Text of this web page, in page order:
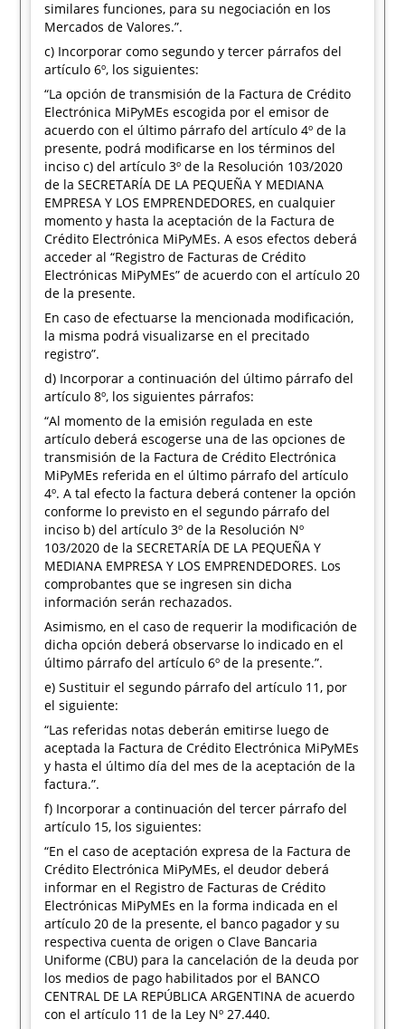
similares funciones, para su negociación en los
Mercados de Valores.”.
c) Incorporar como segundo y tercer párrafos del
artículo 6º, los siguientes:
“La opción de transmisión de la Factura de Crédito
Electrónica MiPyMEs escogida por el emisor de
acuerdo con el último párrafo del artículo 4º de la
presente, podrá modificarse en los términos del
inciso c) del artículo 3º de la Resolución 103/2020
de la SECRETARÍA DE LA PEQUEÑA Y MEDIANA
EMPRESA Y LOS EMPRENDEDORES, en cualquier
momento y hasta la aceptación de la Factura de
Crédito Electrónica MiPyMEs. A esos efectos deberá
acceder al “Registro de Facturas de Crédito
Electrónicas MiPyMEs” de acuerdo con el artículo 20
de la presente.
En caso de efectuarse la mencionada modificación,
la misma podrá visualizarse en el precitado
registro”.
d) Incorporar a continuación del último párrafo del
artículo 8º, los siguientes párrafos:
“Al momento de la emisión regulada en este
artículo deberá escogerse una de las opciones de
transmisión de la Factura de Crédito Electrónica
MiPyMEs referida en el último párrafo del artículo
4º. A tal efecto la factura deberá contener la opción
conforme lo previsto en el segundo párrafo del
inciso b) del artículo 3º de la Resolución Nº
103/2020 de la SECRETARÍA DE LA PEQUEÑA Y
MEDIANA EMPRESA Y LOS EMPRENDEDORES. Los
comprobantes que se ingresen sin dicha
información serán rechazados.
Asimismo, en el caso de requerir la modificación de
dicha opción deberá observarse lo indicado en el
último párrafo del artículo 6º de la presente.”.
e) Sustituir el segundo párrafo del artículo 11, por
el siguiente:
“Las referidas notas deberán emitirse luego de
aceptada la Factura de Crédito Electrónica MiPyMEs
y hasta el último día del mes de la aceptación de la
factura.”.
f) Incorporar a continuación del tercer párrafo del
artículo 15, los siguientes:
“En el caso de aceptación expresa de la Factura de
Crédito Electrónica MiPyMEs, el deudor deberá
informar en el Registro de Facturas de Crédito
Electrónicas MiPyMEs en la forma indicada en el
artículo 20 de la presente, el banco pagador y su
respectiva cuenta de origen o Clave Bancaria
Uniforme (CBU) para la cancelación de la deuda por
los medios de pago habilitados por el BANCO
CENTRAL DE LA REPÚBLICA ARGENTINA de acuerdo
con el artículo 11 de la Ley Nº 27.440.